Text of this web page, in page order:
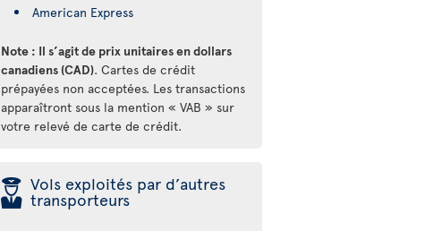
American Express
Note : Il s’agit de prix unitaires en dollars
canadiens (CAD). Cartes de crédit
prépayées non acceptées. Les transactions
apparaîtront sous la mention « VAB » sur
votre relevé de carte de crédit.
þ Vols exploités par d’autres
transporteurs